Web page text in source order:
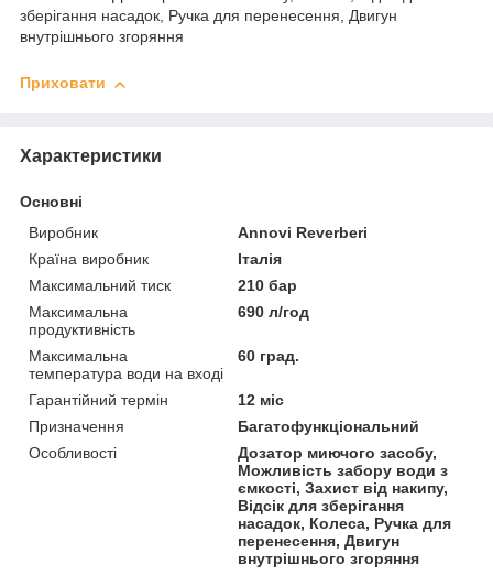
зберігання насадок, Ручка для перенесення, Двигун
внутрішнього згоряння
Приховати
Характеристики
Основні
Виробник
Annovi Reverberi
Країна виробник
Італія
Максимальний тиск
210 бар
Максимальна
продуктивність
690 л/год
Максимальна
температура води на вході
60 град.
Гарантійний термін
12 міс
Призначення
Багатофункціональний
Особливості
Дозатор миючого засобу,
Можливість забору води з
ємкості, Захист від накипу,
Відсік для зберігання
насадок, Колеса, Ручка для
перенесення, Двигун
внутрішнього згоряння